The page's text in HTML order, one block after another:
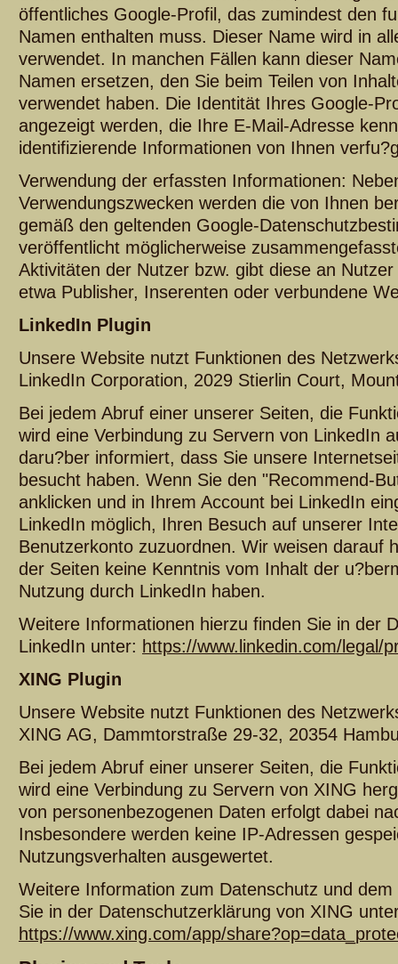
öffentliches Google-Profil, das zumindest den
Namen enthalten muss. Dieser Name wird in
verwendet. In manchen Fällen kann dieser
Namen ersetzen, den Sie beim Teilen von
verwendet haben. Die Identität Ihres Google-
angezeigt werden, die Ihre E-Mail-Adresse
identifizierende Informationen von Ihnen
Verwendung der erfassten Informationen:
Verwendungszwecken werden die von Ihnen
gemäß den geltenden Google-
veröffentlicht möglicherweise
Aktivitäten der Nutzer bzw. gibt diese an
etwa Publisher, Inserenten oder verbundene
LinkedIn Plugin
Unsere Website nutzt Funktionen des
LinkedIn Corporation, 2029 Stierlin Court,
Bei jedem Abruf einer unserer Seiten, die
wird eine Verbindung zu Servern von LinkedIn
daru?ber informiert, dass Sie unsere
besucht haben. Wenn Sie den "Recommend-
anklicken und in Ihrem Account bei LinkedIn
LinkedIn möglich, Ihren Besuch auf unserer
Benutzerkonto zuzuordnen. Wir weisen darauf
der Seiten keine Kenntnis vom Inhalt der
Nutzung durch LinkedIn haben.
Weitere Informationen hierzu finden Sie in der
LinkedIn unter: https://www.linkedin.com/legal/
XING Plugin
Unsere Website nutzt Funktionen des
XING AG, Dammtorstraße 29-32, 20354
Bei jedem Abruf einer unserer Seiten, die
wird eine Verbindung zu Servern von XING
von personenbezogenen Daten erfolgt dabei
Insbesondere werden keine IP-Adressen
Nutzungsverhalten ausgewertet.
Weitere Information zum Datenschutz und
Sie in der Datenschutzerklärung von XING
https://www.xing.com/app/